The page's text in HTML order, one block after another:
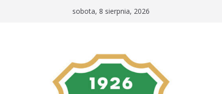
sobota, 8 sierpnia, 2026